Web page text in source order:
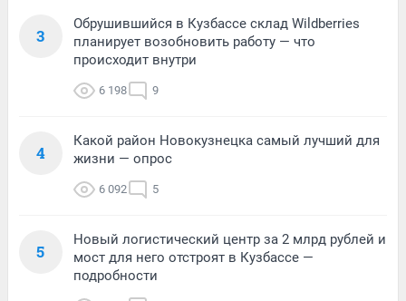
3
Обрушившийся в Кузбассе склад Wildberries
планирует возобновить работу — что
происходит внутри
6 198 9
4
Какой район Новокузнецка самый лучший для
жизни — опрос
6 092 5
5
Новый логистический центр за 2 млрд рублей и
мост для него отстроят в Кузбассе —
подробности